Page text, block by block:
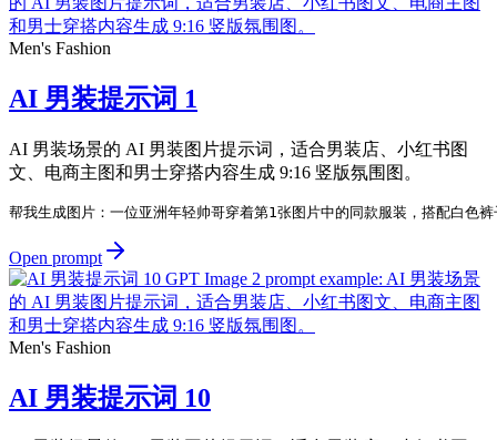
Men's Fashion
AI 男装提示词 1
AI 男装场景的 AI 男装图片提示词，适合男装店、小红书图
文、电商主图和男士穿搭内容生成 9:16 竖版氛围图。
帮我生成图片：一位亚洲年轻帅哥穿着第1张图片中的同款服装，搭配白
Open prompt
Men's Fashion
AI 男装提示词 10